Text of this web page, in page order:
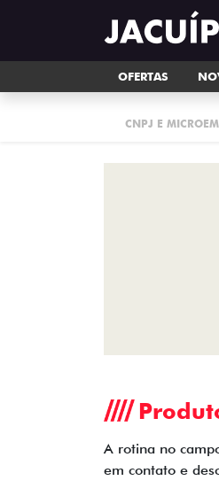
OFERTAS
CNPJ E
A rotina no
em contato e